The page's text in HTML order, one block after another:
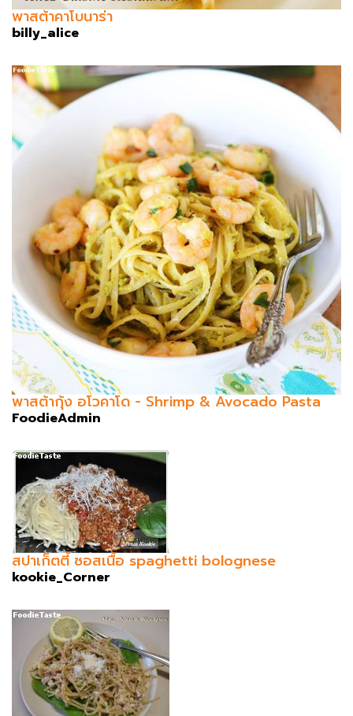
พาสต้าคาโบนาร่า
billy_alice
พาสต้ากุ้ง อโวคาโด - Shrimp & Avocado Pasta
FoodieAdmin
สปาเก็ตตี้ ซอสเนื้อ spaghetti bolognese
kookie_Corner